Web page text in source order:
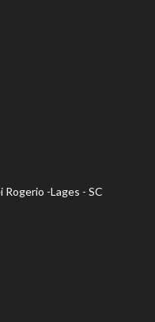
Rogerio -Lages - SC